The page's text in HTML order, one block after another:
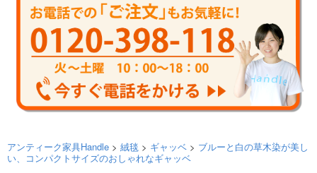
アンティーク家具Handle > 絨毯 > ギャッベ > ブルーと白の草木染が美し
い、コンパクトサイズのおしゃれなギャッベ